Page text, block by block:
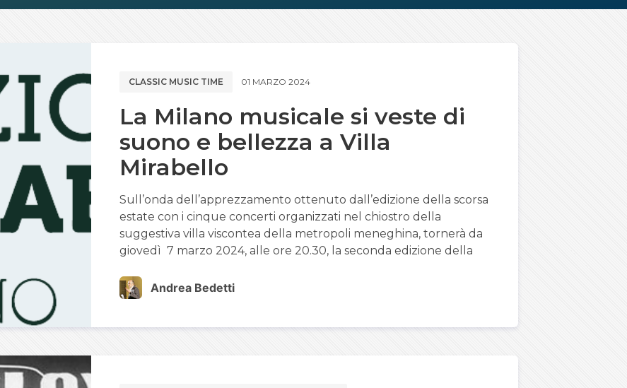
CLASSIC MUSIC TIME 01 MARZO 2024
La Milano musicale si veste di
suono e bellezza a Villa
Mirabello
Sull’onda dell’apprezzamento ottenuto dall’edizione della scorsa
estate con i cinque concerti organizzati nel chiostro della
suggestiva villa viscontea della metropoli meneghina, tornerà da
giovedì 7 marzo 2024, alle ore 20.30, la seconda edizione della
Andrea Bedetti